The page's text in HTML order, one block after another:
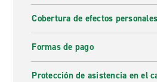
Cobertura de efectos personales
Formas de pago
Protección de asistencia en el